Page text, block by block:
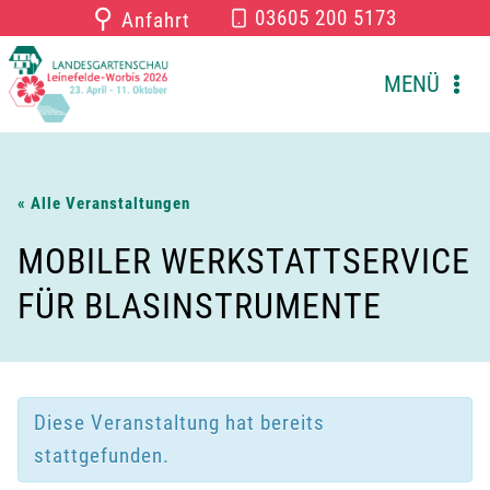
Inhalt
springen
⚲ Anfahrt 03605 200 5173
MENÜ
« Alle Veranstaltungen
MOBILER WERKSTATTSERVICE
FÜR BLASINSTRUMENTE
Diese Veranstaltung hat bereits
stattgefunden.